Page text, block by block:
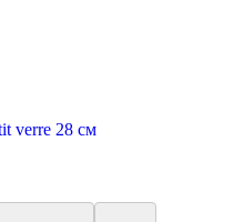
verre 28 см